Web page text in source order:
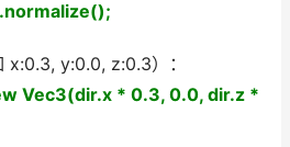
x:0.3, y:0.0, z:0.3）：
Vec3(dir.x * 0.3, 0.0, dir.z *